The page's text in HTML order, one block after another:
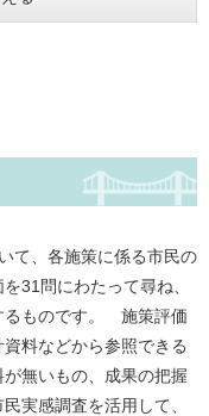
て、各施策に係る市民の
31問にわたって尋ね、
るものです。 施策評価
料などから参照できる
無いもの、成果の把握
実感調査を活用して、